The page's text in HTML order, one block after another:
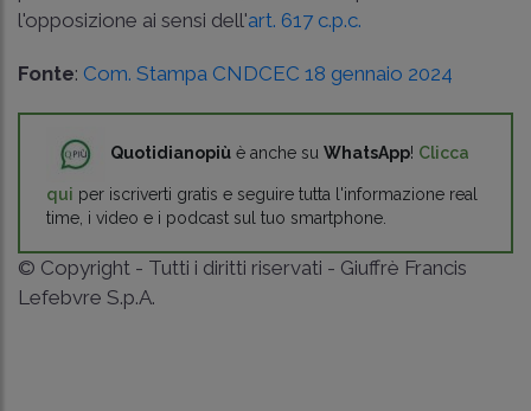
l'opposizione ai sensi dell'art. 617 c.p.c.
Fonte: Com. Stampa CNDCEC 18 gennaio 2024
Quotidianopiù è anche su WhatsApp! Clicca
qui per iscriverti gratis e seguire tutta l'informazione real
time, i video e i podcast sul tuo smartphone.
© Copyright - Tutti i diritti riservati - Giuffrè Francis
Lefebvre S.p.A.